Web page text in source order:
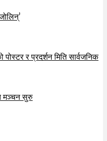
पोस्टर र प्रदर्शन मिति सार्वजनिक
मञ्चन सुरु